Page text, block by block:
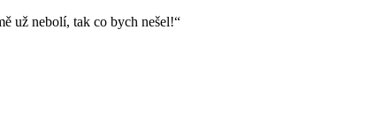
už nebolí, tak co bych nešel!“